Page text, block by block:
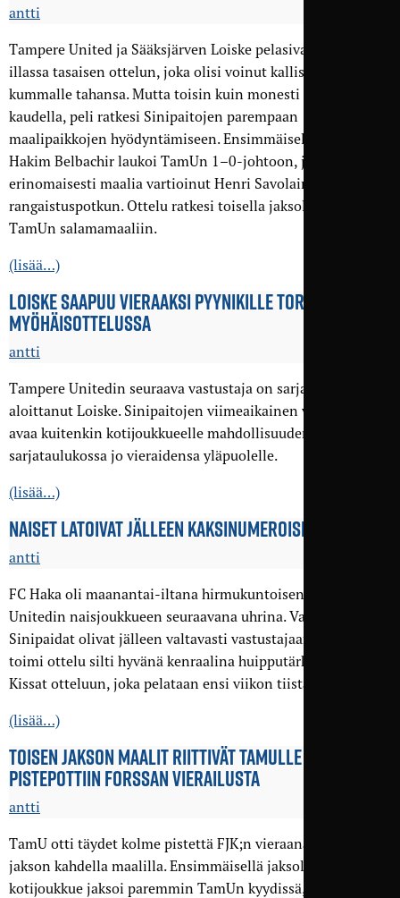
antti
Tampere United ja Sääksjärven Loiske pelasivat Pyynikin
illassa tasaisen ottelun, joka olisi voinut kallistua
kummalle tahansa. Mutta toisin kuin monesti tällä
kaudella, peli ratkesi Sinipaitojen parempaan
maalipaikkojen hyödyntämiseen. Ensimmäisellä jaksolla
Hakim Belbachir laukoi TamUn 1–0-johtoon, ja jälleen
erinomaisesti maalia vartioinut Henri Savolainen torjui
rangaistuspotkun. Ottelu ratkesi toisella jaksolla kahteen
TamUn salamamaaliin.
(lisää…)
LOISKE SAAPUU VIERAAKSI PYYNIKILLE TORSTAI-ILLAN
MYÖHÄIS­OTTELUSSA
antti
Tampere Unitedin seuraava vastustaja on sarjan vahvasti
aloittanut Loiske. Sinipaitojen viimeaikainen vahva vire
avaa kuitenkin kotijoukkueelle mahdollisuuden kavuta
sarjataulukossa jo vieraidensa yläpuolelle.
(lisää…)
NAISET LATOIVAT JÄLLEEN KAKSI­NUMEROISET LUKEMAT
antti
FC Haka oli maanantai-iltana hirmukuntoisen Tampere
Unitedin naisjoukkueen seuraavana uhrina. Vaikka
Sinipaidat olivat jälleen valtavasti vastustajaansa edellä,
toimi ottelu silti hyvänä kenraalina huipputärkeään Ilves-
Kissat otteluun, joka pelataan ensi viikon tiistaina 11.8.
(lisää…)
TOISEN JAKSON MAALIT RIITTIVÄT TAMULLE TÄYTEEN
PISTE­POTTIIN FORSSAN VIERAILUSTA
antti
TamU otti täydet kolme pistettä FJK;n vieraana toisen
jakson kahdella maalilla. Ensimmäisellä jaksolla
kotijoukkue jaksoi paremmin TamUn kyydissä, kun tempo